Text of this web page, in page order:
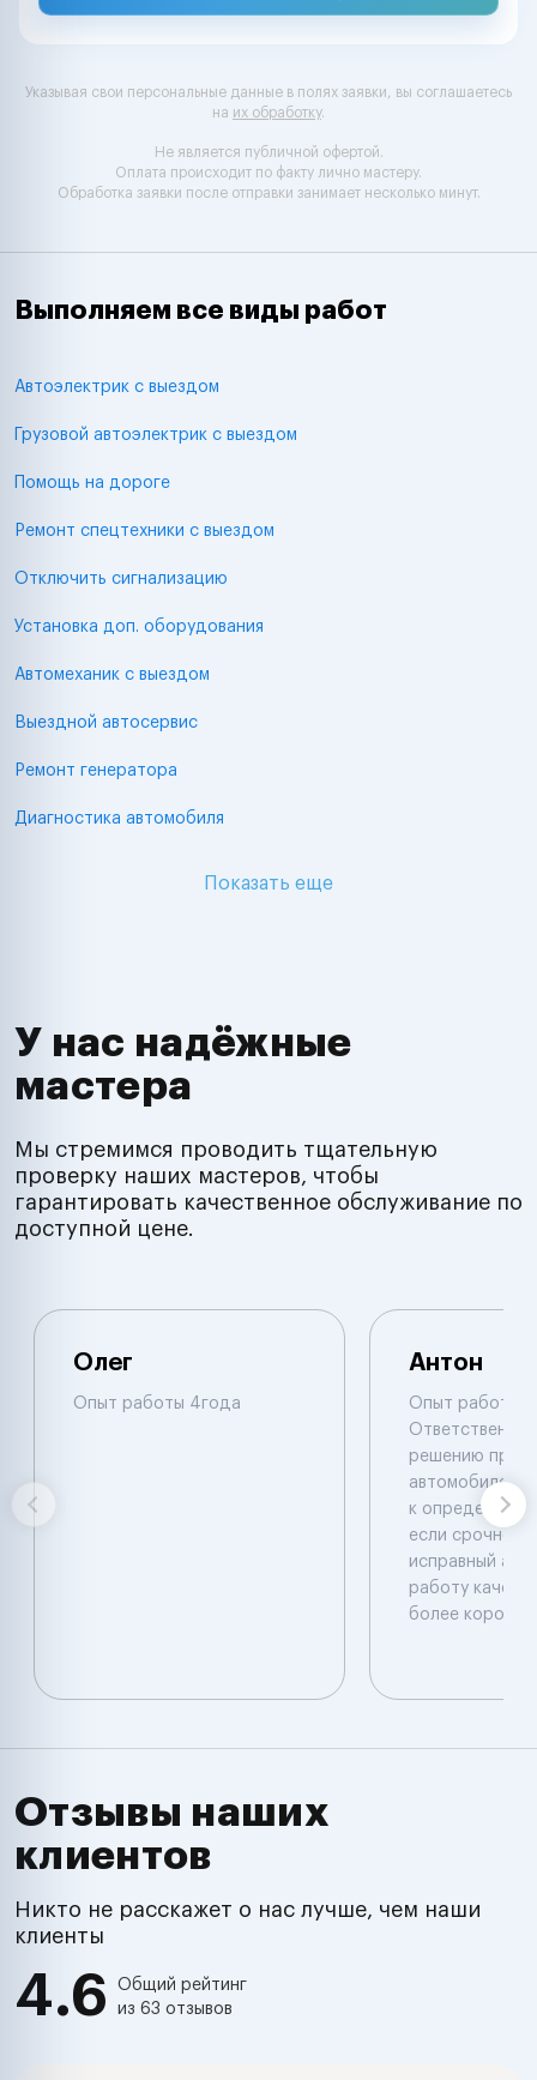
Указывая свои персональные данные в полях заявки, вы соглашаетесь
на их обработку.
Не является публичной офертой.
Оплата происходит по факту лично мастеру.
Обработка заявки после отправки занимает несколько минут.
Выполняем все виды работ
Автоэлектрик с выездом
Грузовой автоэлектрик с выездом
Помощь на дороге
Ремонт спецтехники с выездом
Отключить сигнализацию
Установка доп. оборудования
Автомеханик с выездом
Выездной автосервис
Ремонт генератора
Диагностика автомобиля
Показать еще
У нас надёжные
мастера
Мы стремимся проводить тщательную
проверку наших мастеров, чтобы
гарантировать качественное обслуживание по
доступной цене.
Олег
Опыт работы 4года
Антон
Опыт работы
Ответственно
решению
к
если срочно
исправный
работу
более
Отзывы наших
клиентов
Никто не расскажет о нас лучше, чем наши
клиенты
4.6
Общий рейтинг
из 63 отзывов